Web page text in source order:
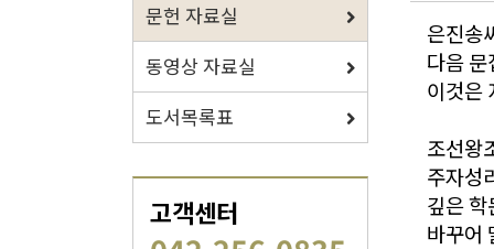
자료실
보학, 전통상식, 도서관에서
문헌 자료실
동영상 자료실
도서목록표
고객센터
은진송
다음
이것은
조선왕
주자성
깊은
바꾸어